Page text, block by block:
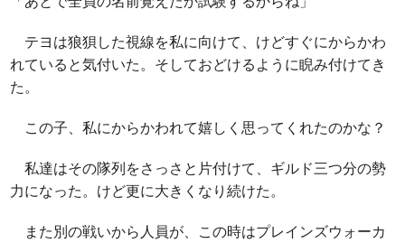
テヨは狼狽した視線を私に向けて、けどすぐにからかわ
れていると気付いた。そしておどけるように睨み付けてき
た。
この子、私にからかわれて嬉しく思ってくれたのかな？
私達はその隊列をさっさと片付けて、ギルド三つ分の勢
力になった。けど更に大きくなり続けた。
また別の戦いから人員が、この時はプレインズウォーカ